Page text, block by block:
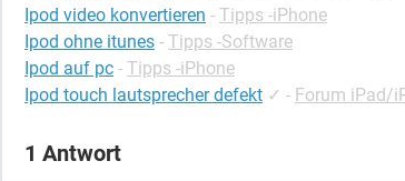
Ipod video konvertieren - Tipps -iPhone
Ipod ohne itunes - Tipps -Software
Ipod auf pc - Tipps -iPhone
Ipod touch lautsprecher defekt ✓ - Forum iPad/
1 Antwort